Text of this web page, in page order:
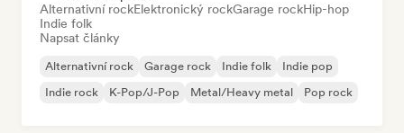
Alternativní rockElektronický rockGarage rockHip-hop
Indie folk
Napsat články
Alternativní rock Garage rock Indie folk
Indie pop
Indie rock
K-Pop/J-Pop Metal/Heavy metal Pop rock